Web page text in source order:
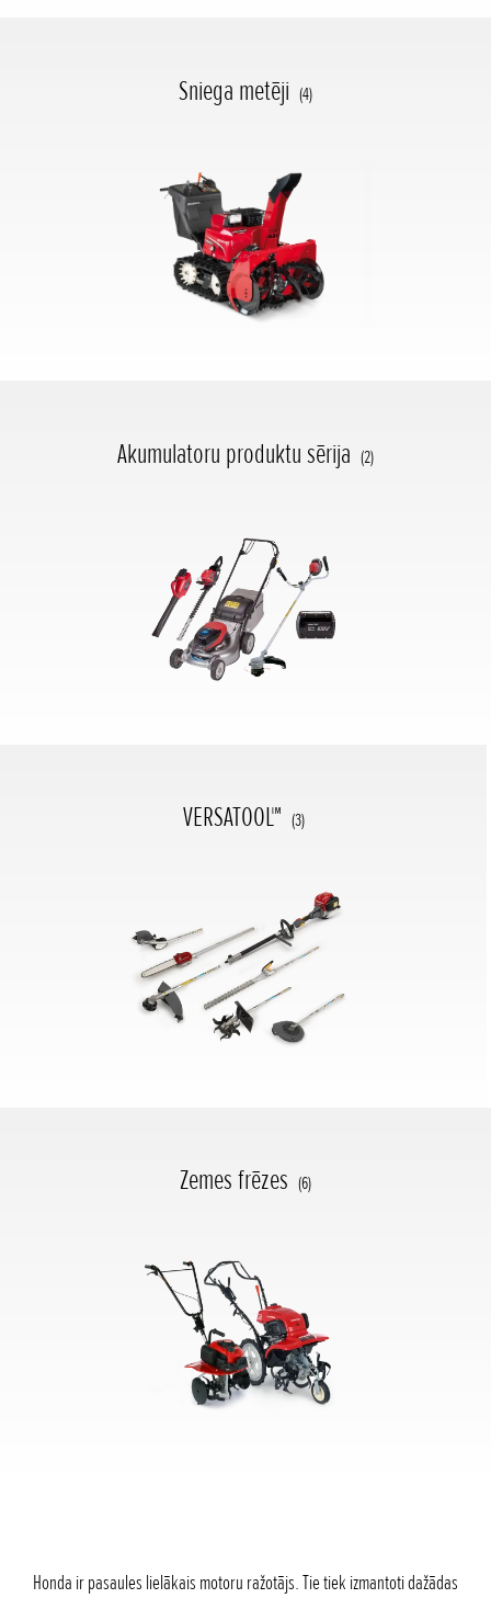
Sniega metēji (4)
Akumulatoru produktu sērija (2)
VERSATOOL™ (3)
Zemes frēzes (6)
Honda ir pasaules lielākais motoru ražotājs. Tie tiek izmantoti dažādas